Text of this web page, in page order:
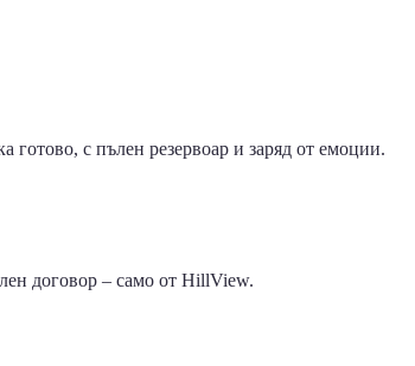
готово, с пълен резервоар и заряд от емоции.
договор – само от HillView.